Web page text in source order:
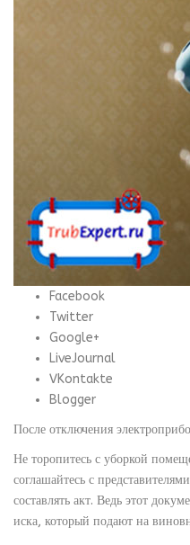
Facebook
Twitter
Google+
LiveJournal
VKontakte
Blogger
После отключения
Не торопитесь с уборкой
соглашайтесь с
составлять акт. Ведь этот
иска, который подают на